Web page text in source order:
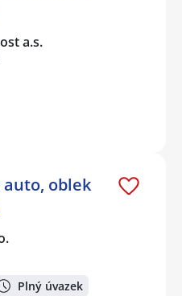
a.s.
oblek
Plný úvazek